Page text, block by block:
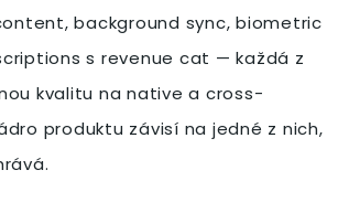
background sync, biometric
s revenue cat — každá z
kvalitu na native a cross-
produktu závisí na jedné z nich,